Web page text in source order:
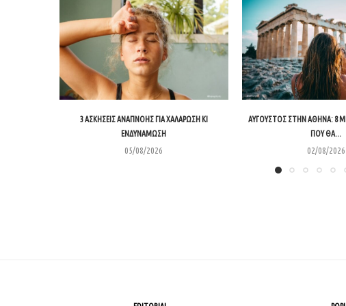
3 ΑΣΚΉΣΕΙΣ ΑΝΑΠΝΟΉΣ ΓΙΑ ΧΑΛΆΡΩΣΗ ΚΙ
ΕΝΔΥΝΆΜΩΣΗ
05/08/2026
ΑΎΓΟΥΣΤΟΣ ΣΤΗΝ ΑΘΉΝΑ: 8
ΠΟΥ ΘΑ...
02/08/2026